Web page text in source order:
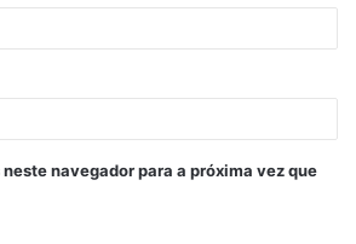
navegador para a próxima vez que